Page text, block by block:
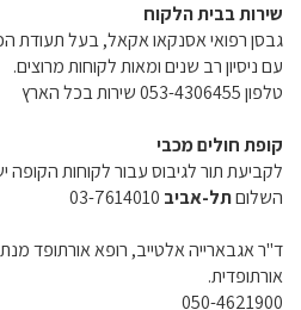
שירות בבית הלקוח
גבסן רפואי אסנקאו אקאל, בעל תעודת
עם ניסיון רב שנים ומאות לקוחות מרוצים.
טלפון 053-4306455 שירות בכל הארץ
קופת חולים מכבי
לקביעת תור לגיבוס עבור לקוחות
השלוםתל-אביב
ד"ר אגבארייה אלטייב, רופא אורתופד
אורתופדית.
050-4621900